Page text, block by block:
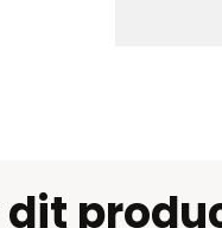
dit